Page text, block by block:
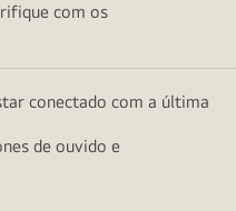
com os
conectado com a última
de ouvido e